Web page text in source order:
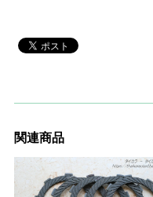
関連商品